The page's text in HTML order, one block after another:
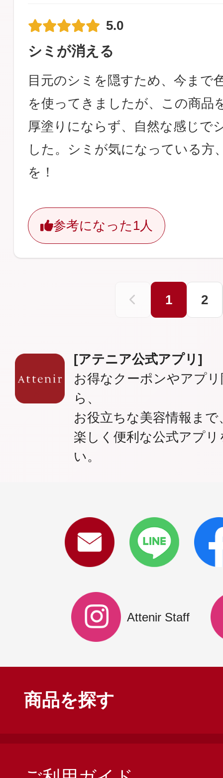
5.0
シミが消える
目元のシミを隠すため、今まで
を使ってきましたが、この商品
厚塗りにならず、自然な感じで
した。シミが気になっている方
を！
参考になった 1人
1 2
[アテニア公式アプリ]
お得なクーポンやアプ
ら、
お役立ちな美容情報まで
楽しく便利な公式アプ
い。
Attenir Staff
商品を探す